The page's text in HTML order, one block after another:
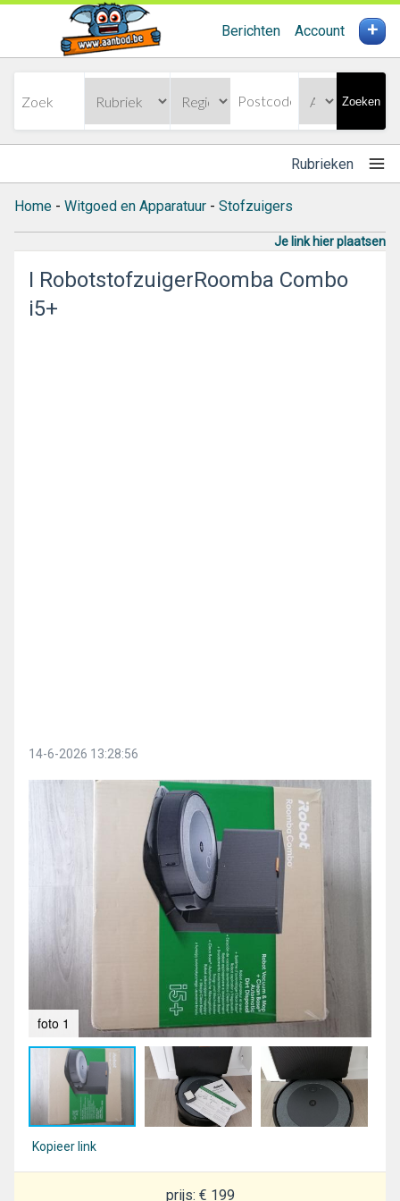
Berichten Account +
Zoeken
Rubrieken
Home - Witgoed en Apparatuur - Stofzuigers
Je link hier plaatsen
I RobotstofzuigerRoomba Combo
i5+
14-6-2026 13:28:56
foto 1
Kopieer link
prijs: € 199